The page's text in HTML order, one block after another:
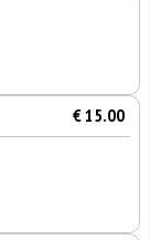
€ 15.00